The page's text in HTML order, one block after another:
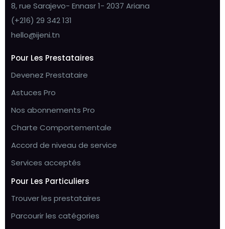
8, rue Sarajevo- Ennasr 1- 2037 Ariana
(+216) 29 342 131
hello@ijeni.tn
Pour Les Prestataires
Devenez Prestataire
Astuces Pro
Nos abonnements Pro
Charte Comportementale
Accord de niveau de service
Services acceptés
Pour Les Particuliers
Trouver les prestataires
Parcourir les catégories